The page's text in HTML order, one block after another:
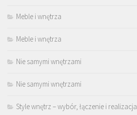
Meble i wnętrza
Meble i wnętrza
Nie samymi wnętrzami
Nie samymi wnętrzami
Style wnętrz – wybór, łączenie i realizacja